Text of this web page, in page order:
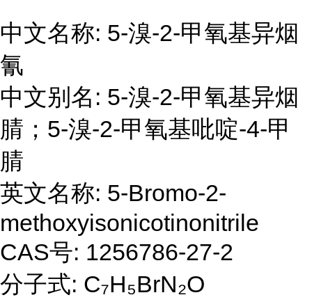
中文名称: 5-溴-2-甲氧基异烟
氰
中文别名: 5-溴-2-甲氧基异烟
腈；5-溴-2-甲氧基吡啶-4-甲
腈
英文名称: 5-Bromo-2-
methoxyisonicotinonitrile
CAS号: 1256786-27-2
分子式: C₇H₅BrN₂O